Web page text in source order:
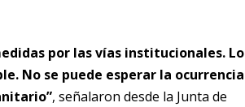
por las vías institucionales. Lo
No se puede esperar la ocurrencia
, señalaron desde la Junta de